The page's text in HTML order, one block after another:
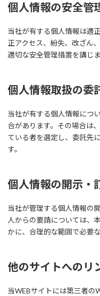
個人情報の安全管
当社が有する個人情報は適
正アクセス、紛失、改ざん
適切な安全管理措置を講じま
個人情報取扱の委
当社が有する個人情報につ
合があります。その場合は
ている者を選定し、委託先
す。
個人情報の開示・
当社が管理する個人情報の
人からの要請については、
かに、合理的な範囲で必要
他のサイトへのリ
当WEBサイトには第三者の